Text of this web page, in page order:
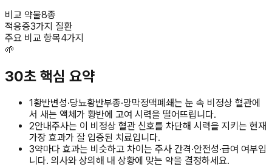
비교 약물8종
적응증3가지 질환
주요 비교 항목4가지
🌱
30초 핵심 요약
1황반변성·당뇨황반부종·망막정맥폐쇄는 눈 속 비정상 혈관에
서 새는 액체가 황반에 고여 시력을 떨어뜨립니다.
2안내주사는 이 비정상 혈관 신호를 차단해 시력을 지키는 현재
가장 효과가 잘 입증된 치료입니다.
3약마다 효과는 비슷하고 차이는 주사 간격·안전성·급여 여부입
니다. 의사와 상의해 내 상황에 맞는 약을 결정하세요.